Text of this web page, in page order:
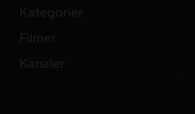
Kategorier
Filmer
Kanaler